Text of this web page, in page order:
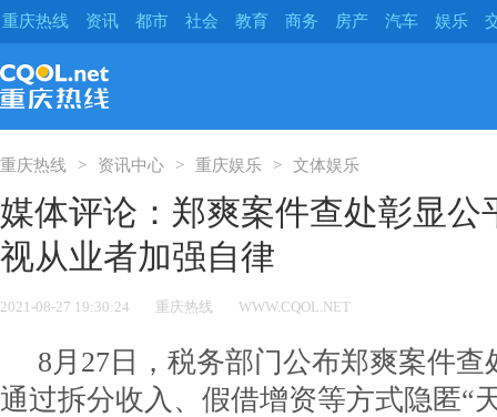
重庆热线 资讯 都市 社会 教育 商务 房产 汽车 娱乐
重庆热线 资讯中心 重庆娱乐 文体娱乐
媒体评论：郑爽案件查处彰显公
视从业者加强自律
2021-08-27 19:30:24 重庆热线 WWW.CQOL.NET
8月27日，税务部门公布郑爽案件
通过拆分收入、假借增资等方式隐匿“